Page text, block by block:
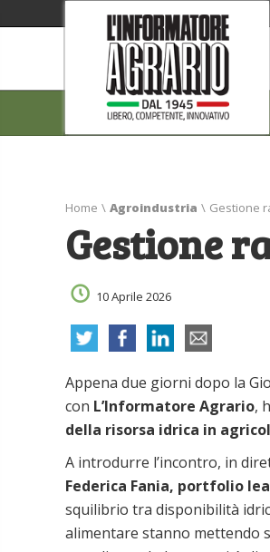
Home \ Agroindustria \ Gestione
Gestione
10 Aprile 2026
Appena due giorni dopo la
con L’Informatore Agrario,
della risorsa idrica in
A introdurre l’incontro, in
Federica Fania, portfolio
squilibrio tra disponibilità
alimentare stanno mettendo